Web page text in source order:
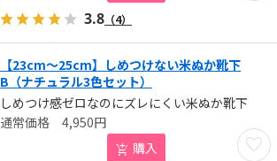
3.8 （4）
【23cm～25cm】しめつけない米ぬか靴下
B（ナチュラル3色セット）
しめつけ感ゼロなのにズレにくい米ぬか靴下
お気
4,950円
購入